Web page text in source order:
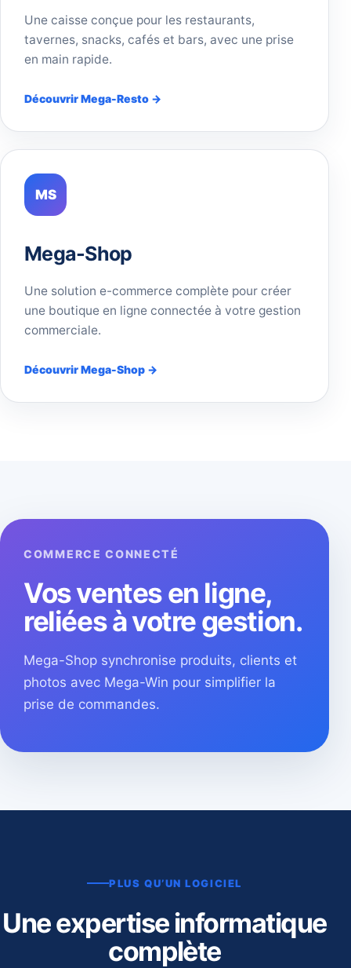
Une caisse conçue pour les restaurants,
tavernes, snacks, cafés et bars, avec une prise
en main rapide.
Découvrir Mega-Resto →
MS
Mega-Shop
Une solution e-commerce complète pour créer
une boutique en ligne connectée à votre gestion
commerciale.
Découvrir Mega-Shop →
COMMERCE CONNECTÉ
Vos ventes en ligne,
reliées à votre gestion.
Mega-Shop synchronise produits, clients et
photos avec Mega-Win pour simplifier la
prise de commandes.
PLUS QU’UN LOGICIEL
Une expertise informatique
complète